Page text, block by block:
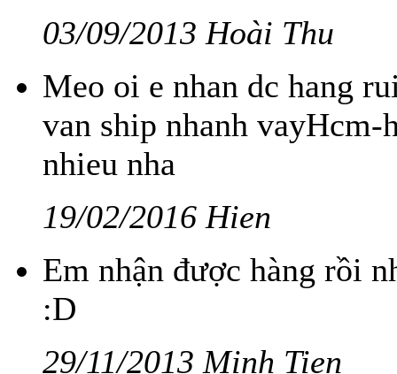
03/09/2013 Hoài Thu
Meo oi e nhan dc hang
van ship nhanh vayHcm-
nhieu nha
19/02/2016 Hien
Em nhận được hàng rồi
:D
29/11/2013 Minh Tien